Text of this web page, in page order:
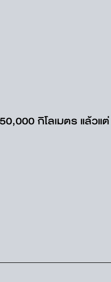
กิโลเมตร แล้วแต่